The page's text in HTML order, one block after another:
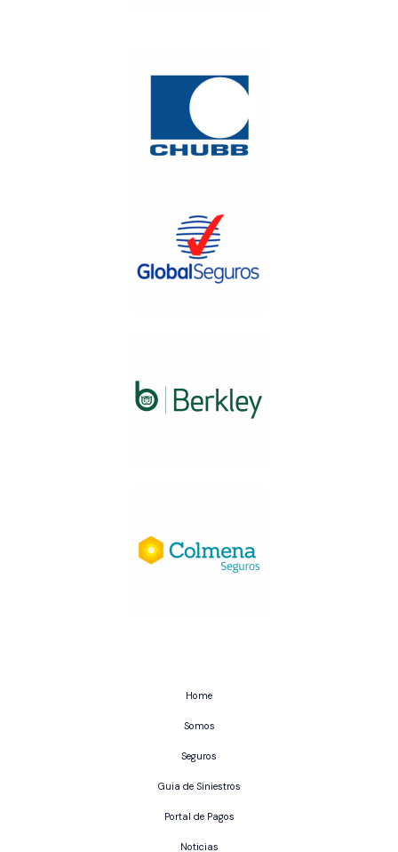
Home
Somos
Seguros
Guia de Siniestros
Portal de Pagos
Noticias